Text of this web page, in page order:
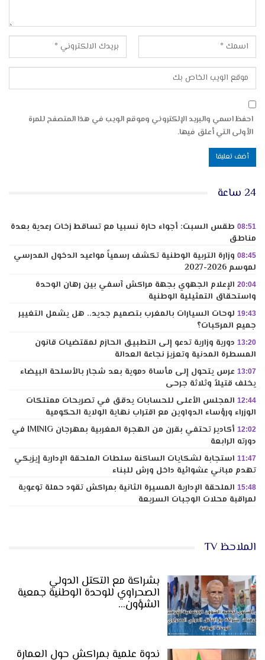
احفظ اسمي والبريد الإلكتروني وموقع الويب في هذا المتصفح للمرة
الأولى التي أعلق فيها.
24 ساعة
08:51 طقس السبت: أجواء حارة نسبيا مع تساقط زخات رعدية بعدة
مناطق
08:45 وزارة التربية الوطنية تكشف رسمياً مواعيد الدخول المدرسي
لموسم 2026-2027
20:04 الإعلام الجهوي بجهة مراكش آسفي بين رهان الوحدة
واستحقاق التمثيلية الوطنية
19:43 لوحات السيارات بالمغرب بتصميم جديد.. هل يشمل التغيير
جميع المركبات؟
13:20 دورية وزارية تدعو إلى التطبيق الحازم لمقتضيات قانون
المسطرة المدنية وتعزيز نجاعة العدالة
13:07 عرس يتحول إلى مأساة دموية بعد شجار بالأسلحة البيضاء
يخلف قتيلاً وثلاثة جرحى
12:44 المجلس الأعلى للحسابات يدقق في تصريحات ممتلكات
الوزراء ورؤساء الدواوين مع اقتراب نهاية الولاية الحكومية
12:02
أكادير تحتفي بقرن من الهجرة المغربية بمهرجان IMINIG في
دورته الرابعة
11:47 استجابة لشكايات الساكنة سلطات الملحقة الإدارية إيزيكي
تهدم مباني عشوائية داخل ورش للبناء
15:48 الملحقة الإدارية المسيرة الثانية بمراكش تقود حملة توعوية
لمراقبة محلات الوجبات السريعة
الملاحظ TV
بشراكة مع التكتل الدولي
الصحراوي للوحدة الوطنية جمعية
الشؤون…
ندوة علمية بمراكش حول العمارة